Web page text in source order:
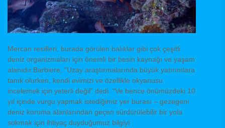
Mercan resifleri, burada görülen balıklar gibi çok çeşitli
deniz organizmaları için önemli bir besin kaynağı ve yaşam
alanıdır.Barbiere, “Uzay araştırmalarında büyük yatırımlara
tanık olurken, kendi evimizi ve özellikle okyanusu
incelemek için yeterli değil” dedi. “Ve bence önümüzdeki 10
yıl içinde vurgu yapmak istediğimiz yer burası – gezegeni
deniz koruma alanlarından geçen sürdürülebilir bir yola
sokmak için ihtiyaç duyduğumuz bilgiyi